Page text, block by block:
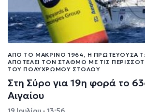
ΑΠΌ ΤΟ ΜΑΚΡΙΝΌ 1964, Η ΠΡΩΤΕΎΟΥΣΑ
ΑΠΟΤΕΛΕΊ ΤΟΝ ΣΤΑΘΜΌ ΜΕ ΤΙΣ
ΤΟΥ ΠΟΛΎΧΡΩΜΟΥ ΣΤΌΛΟΥ
Στη Σύρο για 19η φορά το
Αιγαίου